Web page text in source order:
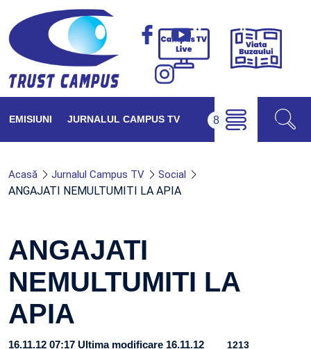
Campus
Viața
EMISIUNI JURNALUL CAMPUS TV
Acasă Jurnalul Campus TV Social
ANGAJATI NEMULTUMITI LA APIA
ANGAJATI
NEMULTUMITI LA
APIA
16.11.12 07:17 Ultima modificare 16.11.12
1213